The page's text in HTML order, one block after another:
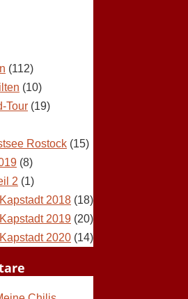
(112)
(10)
Tour (19)
Rostock (15)
(8)
2 (1)
2018 (18)
2019 (20)
2020 (14)